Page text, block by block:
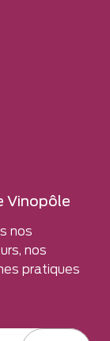
Vinopôle
nos
nos
pratiques